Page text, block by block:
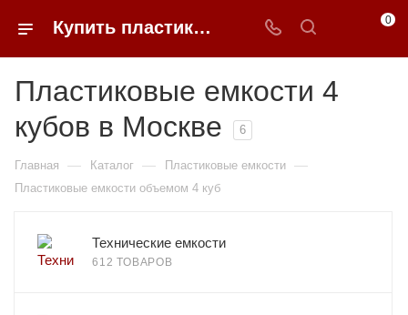
Купить пластиковые емкости 4 кубов в Москве 0
Пластиковые емкости 4
кубов в Москве
6
Главная — Каталог — Пластиковые емкости —
Пластиковые емкости объемом 4 куб
Технические емкости
612 ТОВАРОВ